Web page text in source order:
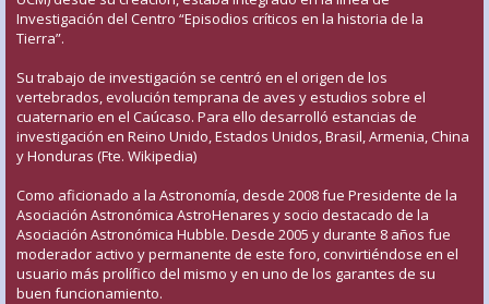
Investigación del Centro “Episodios críticos en la historia de la
Tierra”.
Su trabajo de investigación se centró en el origen de los
vertebrados, evolución temprana de aves y estudios sobre el
cuaternario en el Caúcaso. Para ello desarrolló estancias de
investigación en Reino Unido, Estados Unidos, Brasil, Armenia, China
y Honduras (Fte. Wikipedia)
Como aficionado a la Astronomía, desde 2008 fue Presidente de la
Asociación Astronómica AstroHenares y socio destacado de la
Asociación Astronómica Hubble. Desde 2005 y durante 8 años fue
moderador activo y permanente de este foro, convirtiéndose en el
usuario más prolífico del mismo y en uno de los garantes de su
buen funcionamiento.